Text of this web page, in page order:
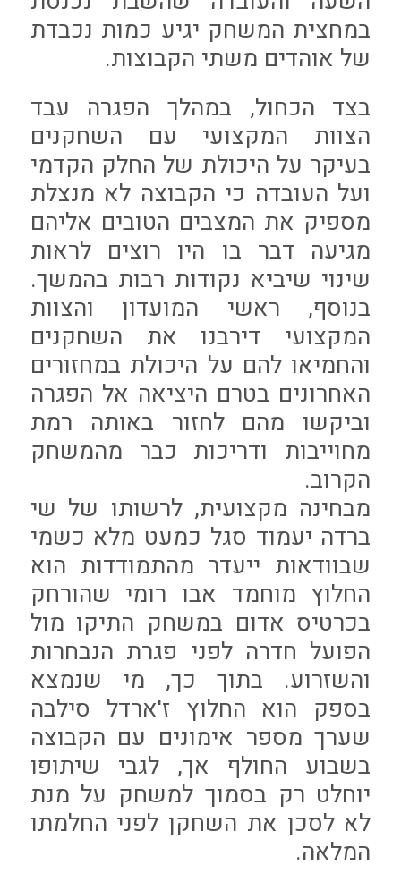
במחצית המשחק יגיע כמות נכבדת
של אוהדים משתי הקבוצות.
בצד הכחול, במהלך הפגרה עבד
הצוות המקצועי עם השחקנים
בעיקר על היכולת של החלק הקדמי
ועל העובדה כי הקבוצה לא מנצלת
מספיק את המצבים הטובים אליהם
מגיעה דבר בו היו רוצים לראות
שינוי שיביא נקודות רבות בהמשך.
בנוסף, ראשי המועדון והצוות
המקצועי דירבנו את השחקנים
והחמיאו להם על היכולת במחזורים
האחרונים בטרם היציאה אל הפגרה
וביקשו מהם לחזור באותה רמת
מחוייבות ודריכות כבר מהמשחק
הקרוב.
מבחינה מקצועית, לרשותו של שי
ברדה יעמוד סגל כמעט מלא כשמי
שבוודאות ייעדר מהתמודדות הוא
החלוץ מוחמד אבו רומי שהורחק
בכרטיס אדום במשחק התיקו מול
הפועל חדרה לפני פגרת הנבחרות
והשזרוע. בתוך כך, מי שנמצא
בספק הוא החלוץ ז'ארדל סילבה
שערך מספר אימונים עם הקבוצה
בשבוע החולף אך, לגבי שיתופו
יוחלט רק בסמוך למשחק על מנת
לא לסכן את השחקן לפני החלמתו
המלאה.